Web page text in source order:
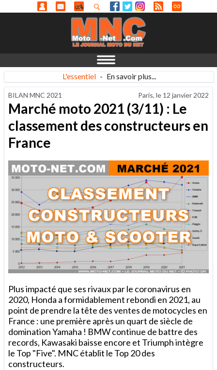
L'essentiel - En savoir plus...
BILAN MNC 2021 Paris, le 12 janvier 2022
Marché moto 2021 (3/11) : Le
classement des constructeurs en
France
Plus impacté que ses rivaux par le coronavirus en
2020, Honda a formidablement rebondi en 2021, au
point de prendre la tête des ventes de motocycles en
France : une première après un quart de siècle de
domination Yamaha ! BMW continue de battre des
records, Kawasaki baisse encore et Triumph intègre
le Top "Five". MNC établit le Top 20 des
constructeurs.